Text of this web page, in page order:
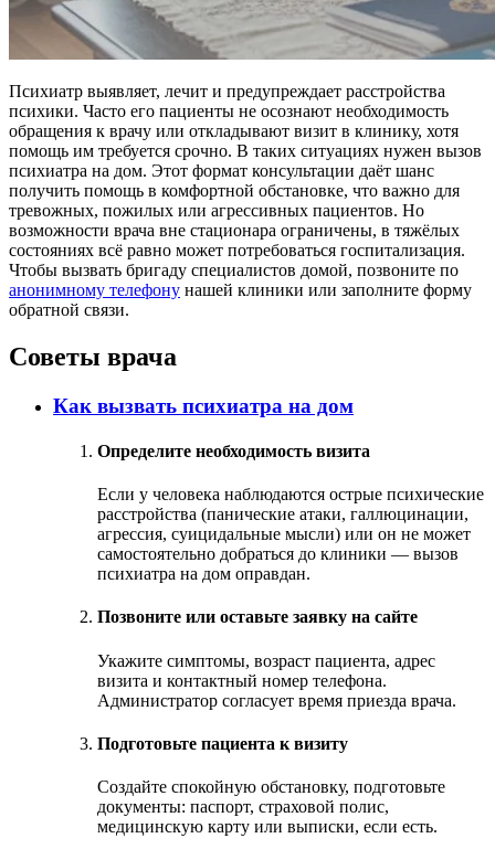
Психиатр выявляет, лечит и предупреждает расстройства
психики. Часто его пациенты не осознают необходимость
обращения к врачу или откладывают визит в клинику, хотя
помощь им требуется срочно. В таких ситуациях нужен вызов
психиатра на дом. Этот формат консультации даёт шанс
получить помощь в комфортной обстановке, что важно для
тревожных, пожилых или агрессивных пациентов. Но
возможности врача вне стационара ограничены, в тяжёлых
состояниях всё равно может потребоваться госпитализация.
Чтобы вызвать бригаду специалистов домой, позвоните по
анонимному телефону нашей клиники или заполните форму
обратной связи.
Советы врача
Как вызвать психиатра на дом
Определите необходимость визита
Если у человека наблюдаются острые психические
расстройства (панические атаки, галлюцинации,
агрессия, суицидальные мысли) или он не может
самостоятельно добраться до клиники — вызов
психиатра на дом оправдан.
Позвоните или оставьте заявку на сайте
Укажите симптомы, возраст пациента, адрес
визита и контактный номер телефона.
Администратор согласует время приезда врача.
Подготовьте пациента к визиту
Создайте спокойную обстановку, подготовьте
документы: паспорт, страховой полис,
медицинскую карту или выписки, если есть.